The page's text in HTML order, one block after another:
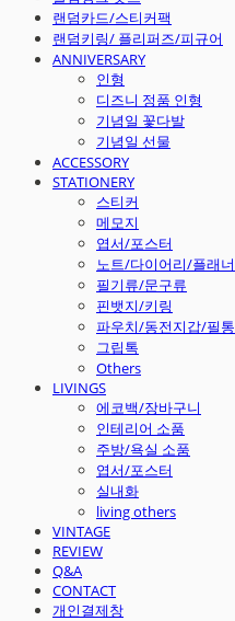
랜덤카드/스티커팩
랜덤키링/ 플리퍼즈/피규어
ANNIVERSARY
인형
디즈니 정품 인형
기념일 꽃다발
기념일 선물
ACCESSORY
STATIONERY
스티커
메모지
엽서/포스터
노트/다이어리/플래너
필기류/문구류
핀뱃지/키링
파우치/동전지갑/필통
그립톡
Others
LIVINGS
에코백/장바구니
인테리어 소품
주방/욕실 소품
엽서/포스터
실내화
living others
VINTAGE
REVIEW
Q&A
CONTACT
개인결제창